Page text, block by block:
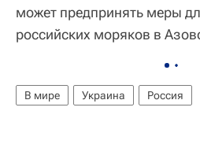
может предпринять меры
российских моряков в
В мире Украина Россия